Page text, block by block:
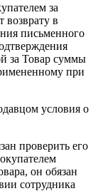
за
возврату в
письменного
за Товар суммы
при
условия о
проверить его
он обязан
сотрудника